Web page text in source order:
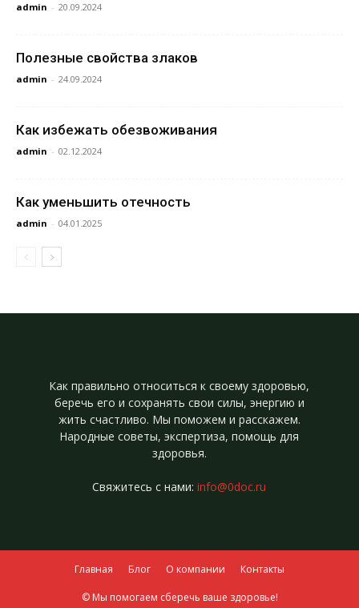
admin - 20.09.2024
Полезные свойства злаков
admin - 24.09.2024
Как избежать обезвоживания
admin - 02.12.2024
Как уменьшить отечность
admin - 04.01.2025
Как правильно относиться к своему здоровью,
беречь его и сохранять свои силы, энергию и
жить счастливо. Мы поможем и расскажем.
Народные советы, экспертиза, помощь для
здоровья.
Свяжитесь с нами:info@0doc.ru
Главная Блог О компании Контакты
© Мы помогаем сберечь ваше здоровье!